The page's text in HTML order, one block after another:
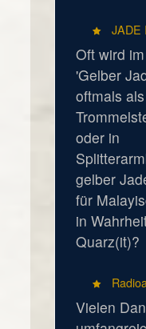
JADE
Oft wird
'Gelber
oftmals als
oder in
gelber
für
in
Quarz(it)?
Vielen